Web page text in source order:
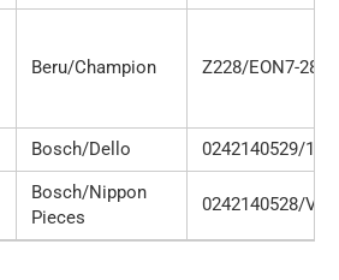
Beru/Champion Z228/EON7-286
Bosch/Dello 0242140529/
Bosch/Nippon
Pieces
0242140528/